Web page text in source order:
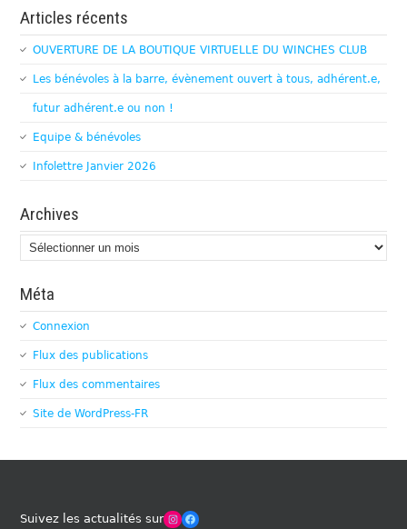
Articles récents
OUVERTURE DE LA BOUTIQUE VIRTUELLE DU WINCHES CLUB
Les bénévoles à la barre, évènement ouvert à tous, adhérent.e,
futur adhérent.e ou non !
Equipe & bénévoles
Infolettre Janvier 2026
Archives
Archives
Méta
Connexion
Flux des publications
Flux des commentaires
Site de WordPress-FR
Suivez les actualités surWinches Club OfficielFacebook